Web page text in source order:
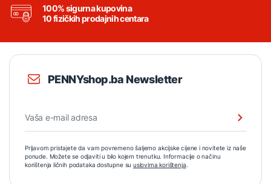
100% sigurna kupovina
10 fizičkih prodajnih centara
PENNYshop.ba Newsletter
Prijavom pristajete da vam povremeno šaljemo akcijske cijene i novitete iz naše
ponude. Možete se odjaviti u bilo kojem trenutku. Informacije o načinu
korištenja ličnih podataka dostupne su uslovima korištenja.